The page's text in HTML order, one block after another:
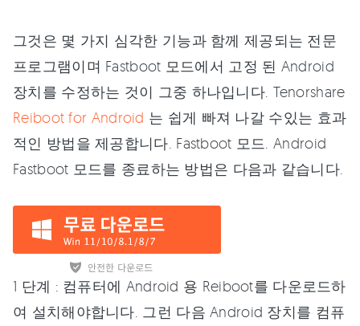
그것은 몇 가지 심각한 기능과 함께 제공되는 전문
프로그램이며 Fastboot 모드에서 고정 된 Android
장치를 수정하는 것이 그중 하나입니다. Tenorshare
Reiboot for Android 는 쉽게 빠져 나갈 수있는 효과
적인 방법을 제공합니다. Fastboot 모드. Android
Fastboot 모드를 종료하는 방법은 다음과 같습니다.
1 단계 : 컴퓨터에 Android 용 Reiboot를 다운로드하
여 설치해야합니다. 그런 다음 Android 장치를 컴퓨